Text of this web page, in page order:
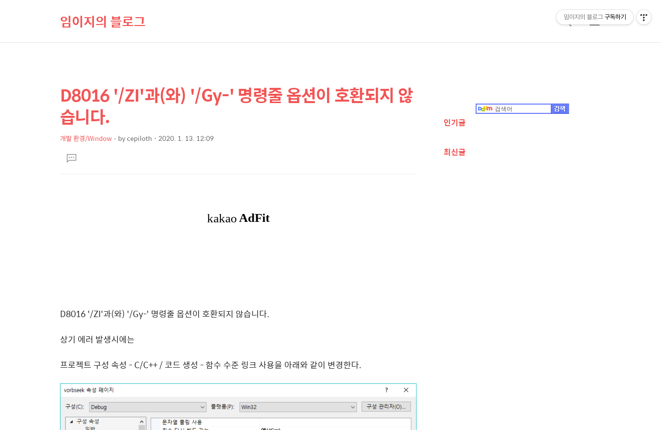
임이지의 블로그
검
메
상
세
컨
텐
본
문
제
목
D8016 '/ZI'과(와) '/Gy-' 명령줄 옵션이 호환되지 않
습니다.
개발 환경/Window bycepiloth 2020. 1. 13. 12:09
문댓
글
D8016 '/ZI'과(와) '/Gy-' 명령줄 옵션이 호환되지 않습니다.
상기 에러 발생시에는
프로젝트 구성 속성 - C/C++ / 코드 생성 - 함수 수준 링크 사용을 아래와 같이 변경한다.
정
인기글
최신글
임이지의 블로그 구독하기